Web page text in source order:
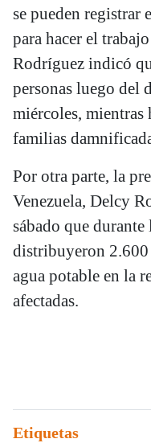
se pueden registrar
para hacer el
Rodríguez indicó
personas luego del
miércoles,
familias
Por otra parte, la
Venezuela, Delcy
sábado que durante
distribuyeron 2.600
agua potable en la
afectadas.
Etiquetas